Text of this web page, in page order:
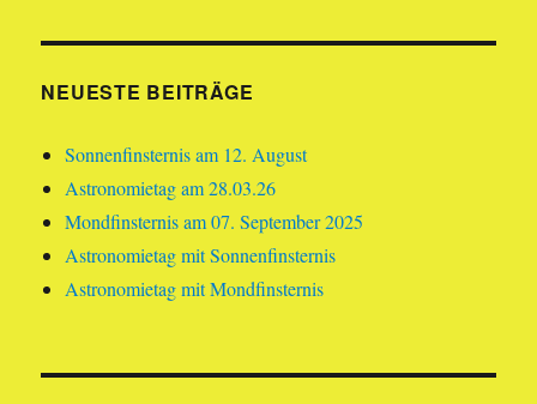
NEUESTE BEITRÄGE
Sonnenfinsternis am 12. August
Astronomietag am 28.03.26
Mondfinsternis am 07. September 2025
Astronomietag mit Sonnenfinsternis
Astronomietag mit Mondfinsternis